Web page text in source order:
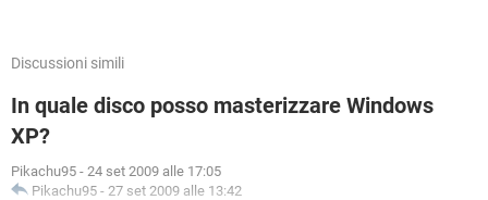
Discussioni simili
In quale disco posso masterizzare Windows
XP?
Pikachu95 - 24 set 2009 alle 17:05
Pikachu95 - 27 set 2009 alle 13:42